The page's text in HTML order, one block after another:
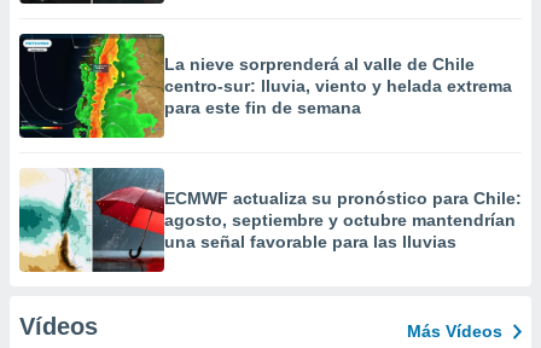
La nieve sorprenderá al valle de Chile
centro-sur: lluvia, viento y helada extrema
para este fin de semana
ECMWF actualiza su pronóstico para Chile:
agosto, septiembre y octubre mantendrían
una señal favorable para las lluvias
Vídeos Más Vídeos